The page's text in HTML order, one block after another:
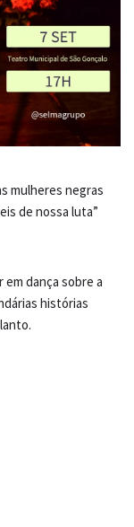
mulheres negras
de nossa luta”
em dança sobre a
histórias